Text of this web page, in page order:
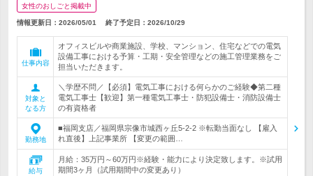
女性のおしごと掲載中
情報更新日：2026/05/01 終了予定日： 2026/10/29
仕事内容
オフィスビルや商業施設、学校、マンション、住宅などでの電気
設備工事における予算・工期・安全管理などの施工管理業務をご
担当いただきます。
対象と
なる方
＼学歴不問／【必須】電気工事における何らかのご経験◆第二種
電気工事士【歓迎】第一種電気工事士・防犯設備士・消防設備士
の有資格者
勤務地
■福岡支店／福岡県宗像市城西ヶ丘5-2-2 ※転勤当面なし 【雇入
れ直後】上記事業所 【変更の範囲…
給与
月給：35万円～60万円※経験・能力により決定致します。※試用
期間3ヶ月（試用期間中の変更あり）